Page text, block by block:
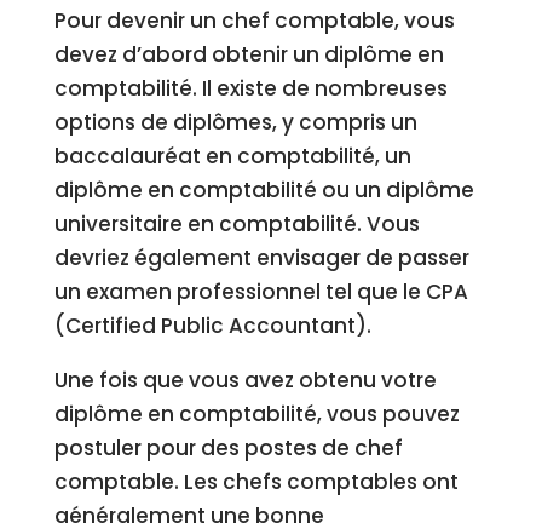
Pour devenir un chef comptable, vous
devez d’abord obtenir un diplôme en
comptabilité. Il existe de nombreuses
options de diplômes, y compris un
baccalauréat en comptabilité, un
diplôme en comptabilité ou un diplôme
universitaire en comptabilité. Vous
devriez également envisager de passer
un examen professionnel tel que le CPA
(Certified Public Accountant).
Une fois que vous avez obtenu votre
diplôme en comptabilité, vous pouvez
postuler pour des postes de chef
comptable. Les chefs comptables ont
généralement une bonne